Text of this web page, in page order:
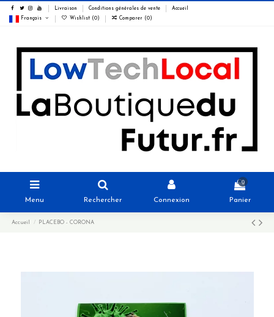
Livraison Conditions générales de vente Accueil
Français Wishlist (0) Comparer (0)
Menu Rechercher Connexion
0
Panier
Accueil PLACEBO - CORONA